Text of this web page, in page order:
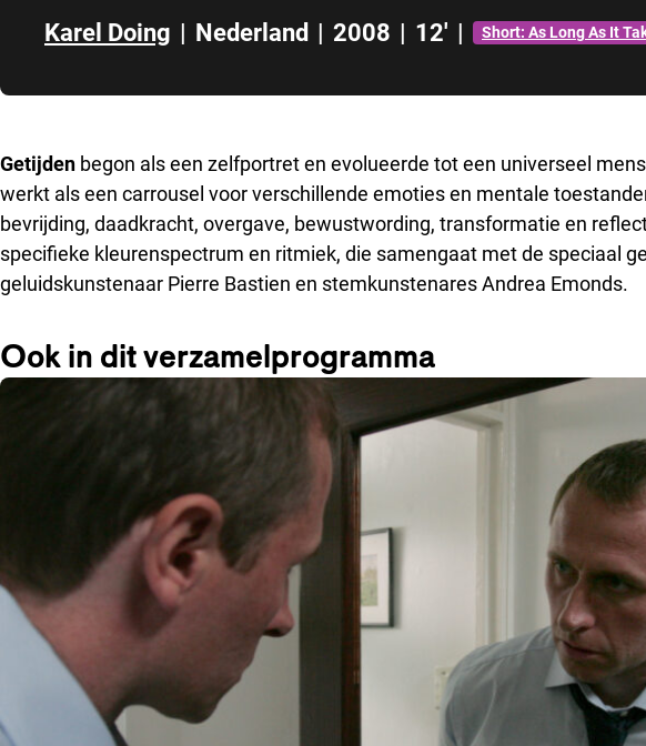
Karel Doing | Nederland | 2008 | 12' | Short: As Long As It
Getijden begon als een zelfportret en evolueerde tot een universeel
werkt als een carrousel voor verschillende emoties en mentale
bevrijding, daadkracht, overgave, bewustwording, transformatie en
specifieke kleurenspectrum en ritmiek, die samengaat met de speciaal
geluidskunstenaar Pierre Bastien en stemkunstenares Andrea Emonds.
Ook in dit verzamelprogramma